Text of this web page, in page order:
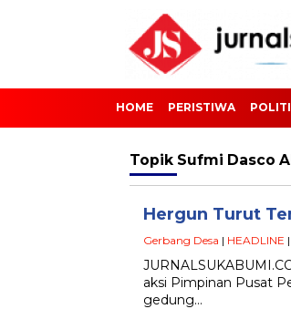
HOME PERISTIWA
Topik Sufmi Dasco
Hergun Turut
Gerbang Desa | HEADLINE
aksi Pimpinan Pusat
gedung…